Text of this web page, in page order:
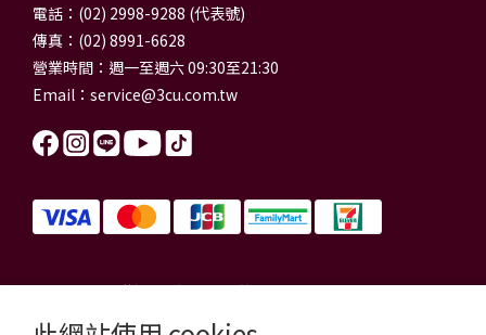
電話：(02) 2998-9288 (代表號)
傳真：(02) 8991-6628
營業時間：週一至週六 09:30至21:30
Email： service@3cu.com.tw
信源電器有限公司 統一編號：84179325